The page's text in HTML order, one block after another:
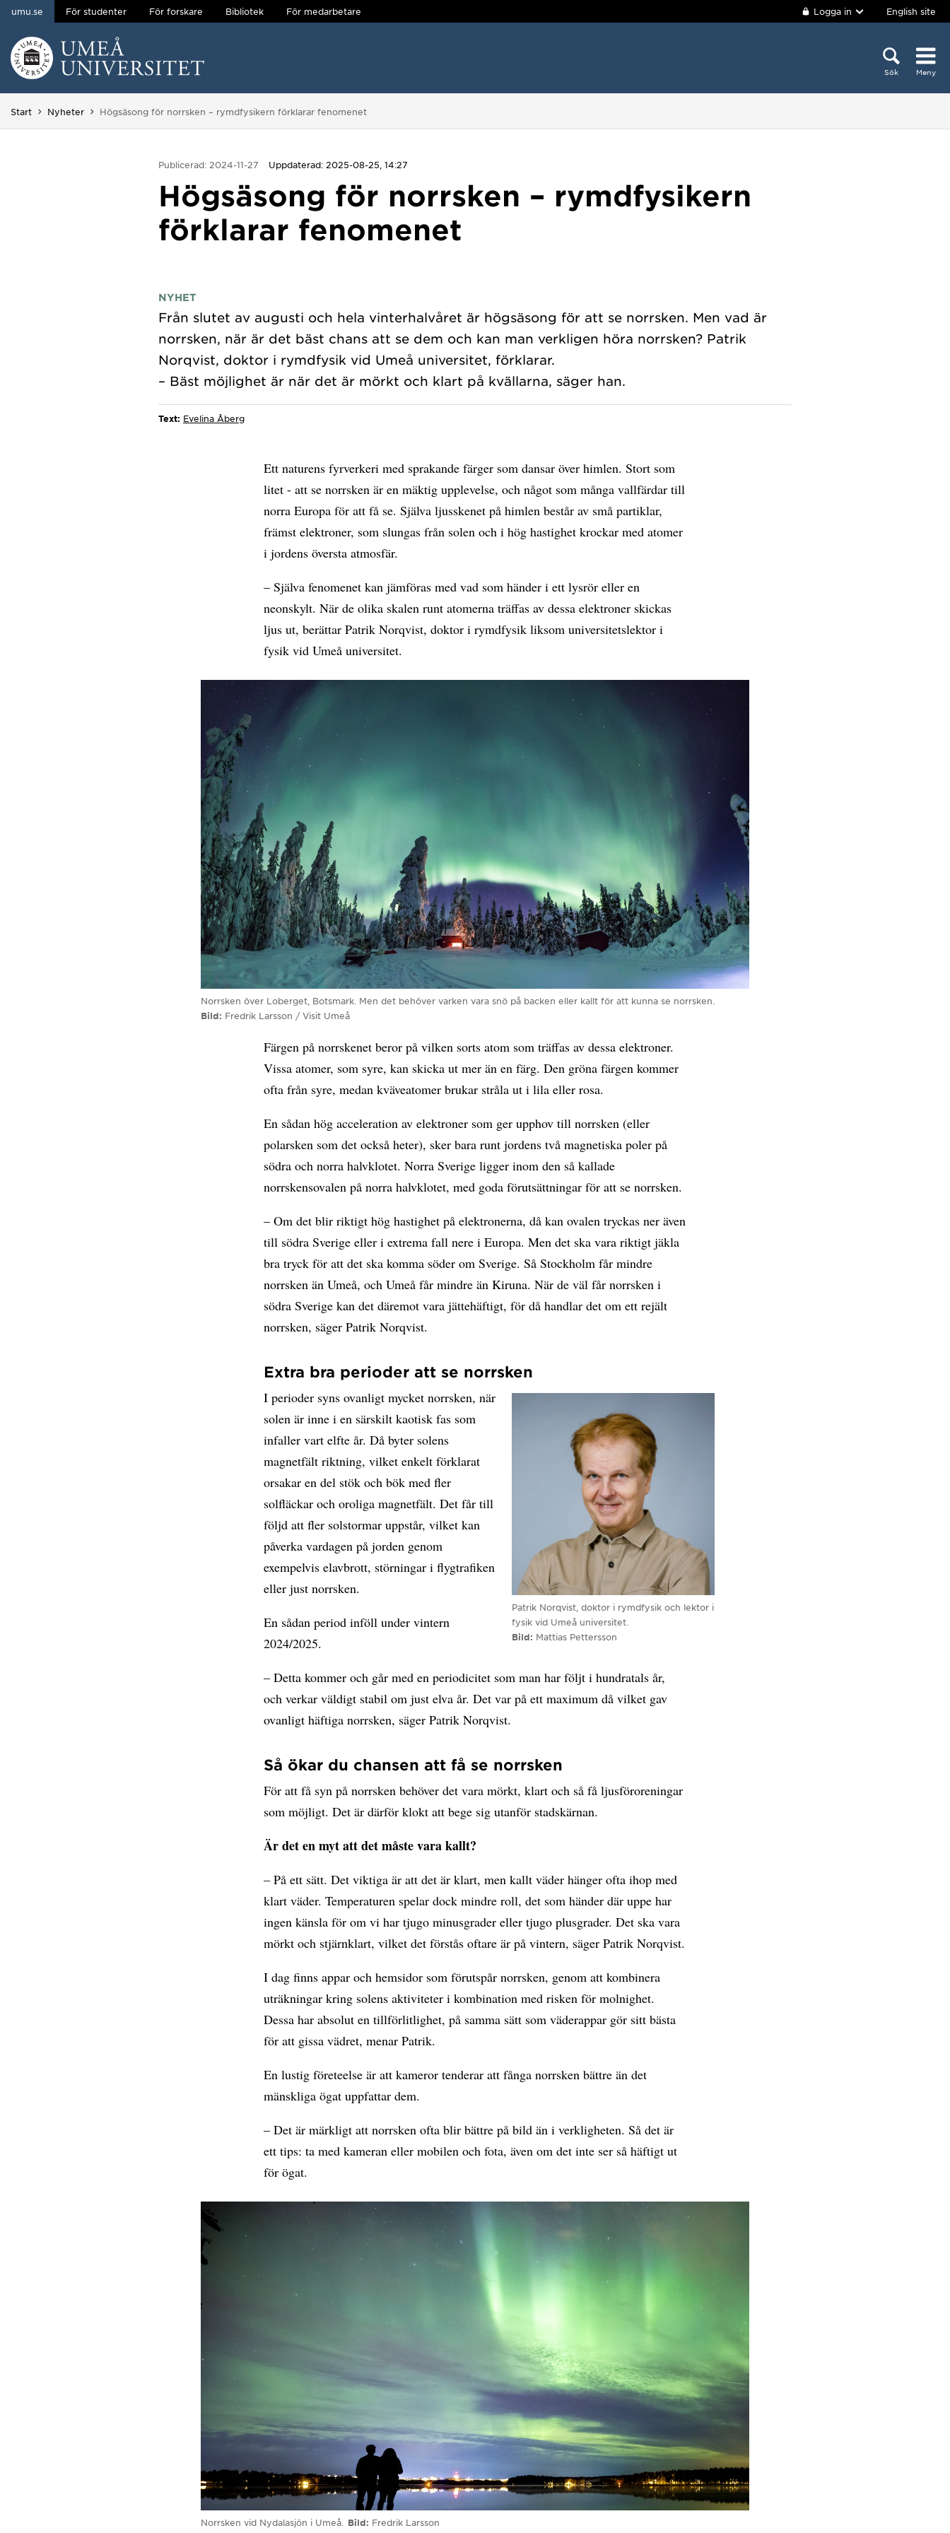
Hoppa direkt till innehållet
umu.se För studenter För forskare Bibliotek För medarbetare Logga in English site
Sök Meny
Start Nyheter Du är här:
Högsäsong för norrsken – rymdfysikern förklarar fenomenet
Publicerad: 2024-11-27 Uppdaterad: 2025-08-25, 14:27
Högsäsong för norrsken – rymdfysikern
förklarar fenomenet
NYHET
Från slutet av augusti och hela vinterhalvåret är högsäsong för att se norrsken. Men vad är
norrsken, när är det bäst chans att se dem och kan man verkligen höra norrsken? Patrik
Norqvist, doktor i rymdfysik vid Umeå universitet, förklarar.
Text: Evelina Åberg
Ett naturens fyrverkeri med sprakande färger som dansar över himlen. Stort som
litet - att se norrsken är en mäktig upplevelse, och något som många vallfärdar till
norra Europa för att få se. Själva ljusskenet på himlen består av små partiklar,
främst elektroner, som slungas från solen och i hög hastighet krockar med atomer
i jordens översta atmosfär.
– Själva fenomenet kan jämföras med vad som händer i ett lysrör eller en
neonskylt. När de olika skalen runt atomerna träffas av dessa elektroner skickas
ljus ut, berättar Patrik Norqvist, doktor i rymdfysik liksom universitetslektor i
fysik vid Umeå universitet.
Norrsken över Loberget, Botsmark. Men det behöver varken vara snö på backen eller kallt för att kunna se norrsken.
Bild
Fredrik Larsson / Visit Umeå
Färgen på norrskenet beror på vilken sorts atom som träffas av dessa elektroner.
Vissa atomer, som syre, kan skicka ut mer än en färg. Den gröna färgen kommer
ofta från syre, medan kväveatomer brukar stråla ut i lila eller rosa.
En sådan hög acceleration av elektroner som ger upphov till norrsken (eller
polarsken som det också heter), sker bara runt jordens två magnetiska poler på
södra och norra halvklotet. Norra Sverige ligger inom den så kallade
norrskensovalen på norra halvklotet, med goda förutsättningar för att se norrsken.
– Om det blir riktigt hög hastighet på elektronerna, då kan ovalen tryckas ner även
till södra Sverige eller i extrema fall nere i Europa. Men det ska vara riktigt jäkla
bra tryck för att det ska komma söder om Sverige. Så Stockholm får mindre
norrsken än Umeå, och Umeå får mindre än Kiruna. När de väl får norrsken i
södra Sverige kan det däremot vara jättehäftigt, för då handlar det om ett rejält
norrsken, säger Patrik Norqvist.
Extra bra perioder att se norrsken
Patrik Norqvist, doktor i rymdfysik och lektor i
fysik vid Umeå universitet.
Bild
Mattias Pettersson
I perioder syns ovanligt mycket norrsken, när
solen är inne i en särskilt kaotisk fas som
infaller vart elfte år. Då byter solens
magnetfält riktning, vilket enkelt förklarat
orsakar en del stök och bök med fler
solfläckar och oroliga magnetfält. Det får till
följd att fler solstormar uppstår, vilket kan
påverka vardagen på jorden genom
exempelvis elavbrott, störningar i flygtrafiken
eller just norrsken.
En sådan period inföll under vintern
2024/2025.
– Detta kommer och går med en periodicitet som man har följt i hundratals år,
och verkar väldigt stabil om just elva år. Det var på ett maximum då vilket gav
ovanligt häftiga norrsken, säger Patrik Norqvist.
Så ökar du chansen att få se norrsken
För att få syn på norrsken behöver det vara mörkt, klart och så få ljusföroreningar
som möjligt. Det är därför klokt att bege sig utanför stadskärnan.
Är det en myt att det måste vara kallt?
– På ett sätt. Det viktiga är att det är klart, men kallt väder hänger ofta ihop med
klart väder. Temperaturen spelar dock mindre roll, det som händer där uppe har
ingen känsla för om vi har tjugo minusgrader eller tjugo plusgrader. Det ska vara
mörkt och stjärnklart, vilket det förstås oftare är på vintern, säger Patrik Norqvist.
I dag finns appar och hemsidor som förutspår norrsken, genom att kombinera
uträkningar kring solens aktiviteter i kombination med risken för molnighet.
Dessa har absolut en tillförlitlighet, på samma sätt som väderappar gör sitt bästa
för att gissa vädret, menar Patrik.
En lustig företeelse är att kameror tenderar att fånga norrsken bättre än det
mänskliga ögat uppfattar dem.
– Det är märkligt att norrsken ofta blir bättre på bild än i verkligheten. Så det är
ett tips: ta med kameran eller mobilen och fota, även om det inte ser så häftigt ut
för ögat.
Norrsken vid Nydalasjön i Umeå. Bild Fredrik Larsson